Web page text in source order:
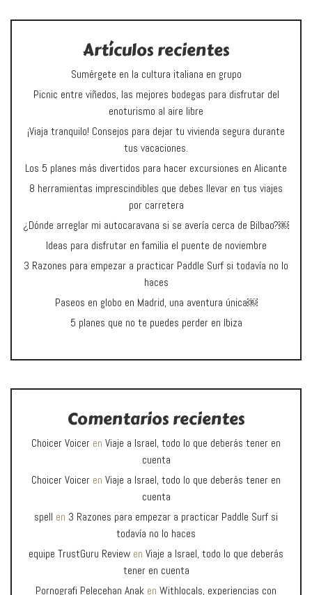
Artículos recientes
Sumérgete en la cultura italiana en grupo
Picnic entre viñedos, las mejores bodegas para disfrutar del
enoturismo al aire libre
¡Viaja tranquilo! Consejos para dejar tu vivienda segura durante
tus vacaciones.
Los 5 planes más divertidos para hacer excursiones en Alicante
8 herramientas imprescindibles que debes llevar en tus viajes
por carretera
¿Dónde arreglar mi autocaravana si se avería cerca de Bilbao?￼
Ideas para disfrutar en familia el puente de noviembre
3 Razones para empezar a practicar Paddle Surf si todavía no lo
haces
Paseos en globo en Madrid, una aventura única￼
5 planes que no te puedes perder en Ibiza
Comentarios recientes
Choicer Voicer en Viaje a Israel, todo lo que deberás tener en
cuenta
Choicer Voicer en Viaje a Israel, todo lo que deberás tener en
cuenta
spell en 3 Razones para empezar a practicar Paddle Surf si
todavía no lo haces
equipe TrustGuru Review en Viaje a Israel, todo lo que deberás
tener en cuenta
Pornografi Pelecehan Anak en Withlocals, experiencias con